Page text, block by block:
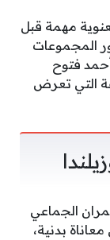
مهمة قبل
المجموعات
أحمد فتوح
التي تعرض
الجماعي
بدنية،